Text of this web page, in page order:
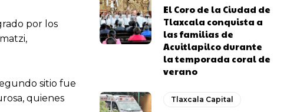
por los
sitio fue
quienes
El Coro de la Ciudad de
Tlaxcala conquista a
las familias de
Acuitlapilco durante
la temporada coral de
verano
Tlaxcala Capital